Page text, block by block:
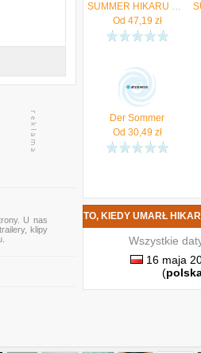
U nas
klipy
SUMMER HIKARU DIED V03
Od 47,19 zł
Der Sommer
Od 30,49 zł
- LATO, KIEDY UMARŁ HIKARU.
Wszystkie
16 maja
(